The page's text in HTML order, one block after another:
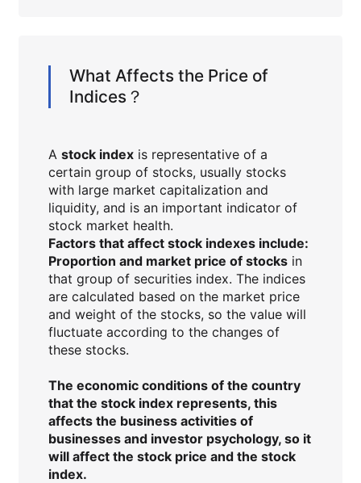
What Affects the Price of
Indices？
A stock indexis representative of a
certain group of stocks, usually stocks
with large market capitalization and
liquidity, and is an important indicator of
stock market health.
Factors that affect stock indexes include:
Proportion and market price of stocksin
that group of securities index. The indices
are calculated based on the market price
and weight of the stocks, so the value will
fluctuate according to the changes of
these stocks.
The economic conditionsof the country
that the stock index represents, this
affects the business activities of
businesses and investor psychology, so it
will affect the stock price and the stock
index.